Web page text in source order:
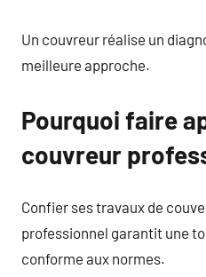
Un couvreur réalise un
meilleure approche.
Pourquoi faire
couvreur
Confier ses travaux de
professionnel garantit une
conforme aux normes.